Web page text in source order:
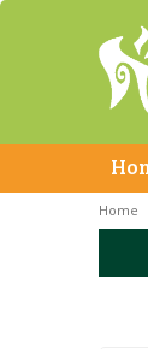
Home